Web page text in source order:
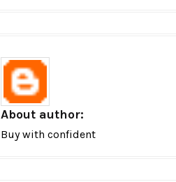
About author:
Buy with confident